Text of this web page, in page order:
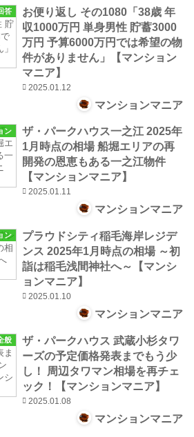
答
お便り返し その1080「38歳 年
収1000万円 単身男性 貯蓄3000
万円 予算6000万円では希望の物
件がありません」【マンション
マニア】
2025.01.12
マンションマニア
ン
ザ・パークハウス一之江 2025年
1月時点の相場 船堀エリアの再
開発の恩恵もある一之江物件
【マンションマニア】
2025.01.11
マンションマニア
ン
プラウドシティ稲毛海岸レジデ
ンス 2025年1月時点の相場 ～初
詣は稲毛浅間神社へ～【マンシ
ョンマニア】
2025.01.10
マンションマニア
般
ザ・パークハウス 武蔵小杉タワ
ーズの予定価格発表までもう少
し！ 周辺タワマン相場を再チェ
ック！【マンションマニア】
2025.01.08
マンションマニア